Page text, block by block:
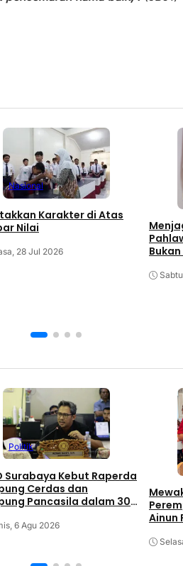
Nasional
Karakter di Atas
Nilai
28 Jul 2026
Politik
Surabaya Kebut Raperda
Cerdas dan
Pancasila dalam 30
6 Agu 2026
Ainun